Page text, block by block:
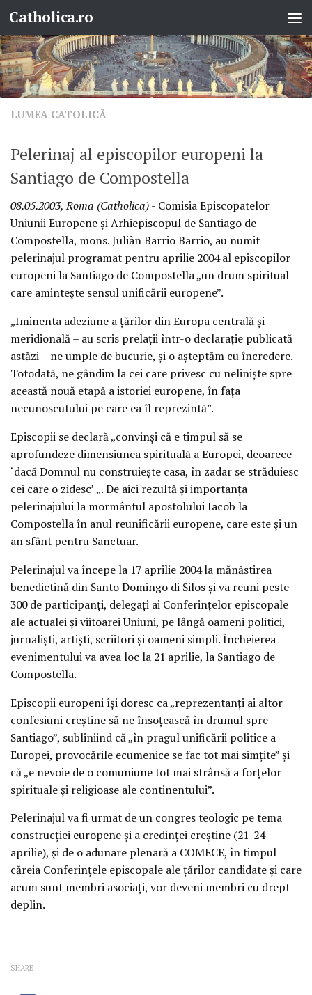
Skip to content
Catholica.ro
LUMEA CATOLICĂ
Pelerinaj al episcopilor europeni la
Santiago de Compostella
08.05.2003, Roma (Catholica)- Comisia Episcopatelor
Uniunii Europene şi Arhiepiscopul de Santiago de
Compostella, mons. Juliàn Barrio Barrio, au numit
pelerinajul programat pentru aprilie 2004 al episcopilor
europeni la Santiago de Compostella „un drum spiritual
care aminteşte sensul unificării europene”.
„Iminenta adeziune a ţărilor din Europa centrală şi
meridională – au scris prelaţii într-o declaraţie publicată
astăzi – ne umple de bucurie, şi o aşteptăm cu încredere.
Totodată, ne gândim la cei care privesc cu nelinişte spre
această nouă etapă a istoriei europene, în faţa
necunoscutului pe care ea îl reprezintă”.
Episcopii se declară „convinşi că e timpul să se
aprofundeze dimensiunea spirituală a Europei, deoarece
‘dacă Domnul nu construieşte casa, în zadar se străduiesc
cei care o zidesc’ „. De aici rezultă şi importanţa
pelerinajului la mormântul apostolului Iacob la
Compostella în anul reunificării europene, care este şi un
an sfânt pentru Sanctuar.
Pelerinajul va începe la 17 aprilie 2004 la mănăstirea
benedictină din Santo Domingo di Silos şi va reuni peste
300 de participanţi, delegaţi ai Conferinţelor episcopale
ale actualei şi viitoarei Uniuni, pe lângă oameni politici,
jurnalişti, artişti, scriitori şi oameni simpli. Încheierea
evenimentului va avea loc la 21 aprilie, la Santiago de
Compostella.
Episcopii europeni îşi doresc ca „reprezentanţi ai altor
confesiuni creştine să ne însoţească în drumul spre
Santiago”, subliniind că „în pragul unificării politice a
Europei, provocările ecumenice se fac tot mai simţite” şi
că „e nevoie de o comuniune tot mai strânsă a forţelor
spirituale şi religioase ale continentului”.
Pelerinajul va fi urmat de un congres teologic pe tema
construcţiei europene şi a credinţei creştine (21-24
aprilie), şi de o adunare plenară a COMECE, în timpul
căreia Conferinţele episcopale ale ţărilor candidate şi care
acum sunt membri asociaţi, vor deveni membri cu drept
deplin.
SHARE